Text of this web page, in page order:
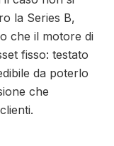
la Series B,
che il motore di
fisso: testato
da poterlo
che